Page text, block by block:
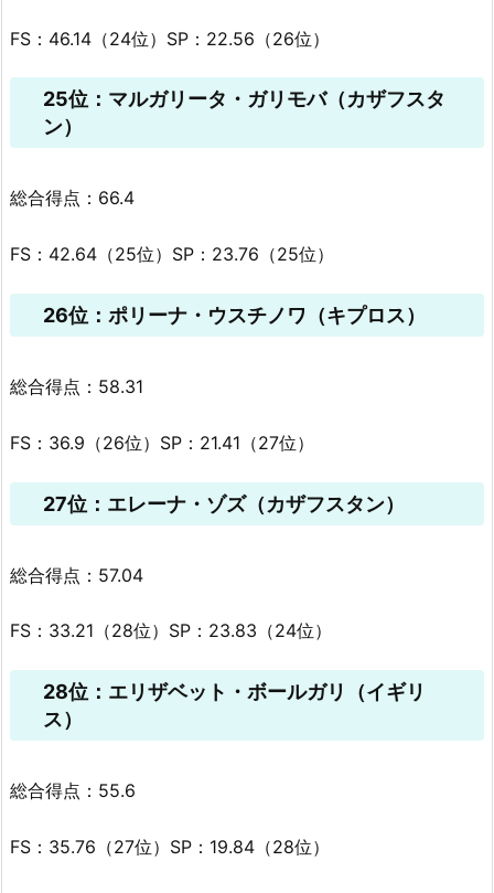
FS：46.14（24位）SP：22.56（26位）
25位：マルガリータ・ガリモバ（カザフスタ
ン）
総合得点：66.4
FS：42.64（25位）SP：23.76（25位）
26位：ポリーナ・ウスチノワ（キプロス）
総合得点：58.31
FS：36.9（26位）SP：21.41（27位）
27位：エレーナ・ゾズ（カザフスタン）
総合得点：57.04
FS：33.21（28位）SP：23.83（24位）
28位：エリザベット・ボールガリ（イギリ
ス）
総合得点：55.6
FS：35.76（27位）SP：19.84（28位）